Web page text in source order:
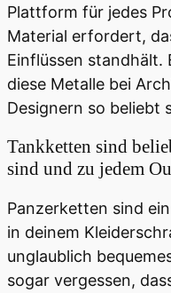
Plattform für jedes
Material erfordert,
Einflüssen standhält.
diese Metalle bei
Designern so beliebt
Tankketten sind
sind und zu jedem
Panzerketten sind
in deinem
unglaublich
sogar vergessen,